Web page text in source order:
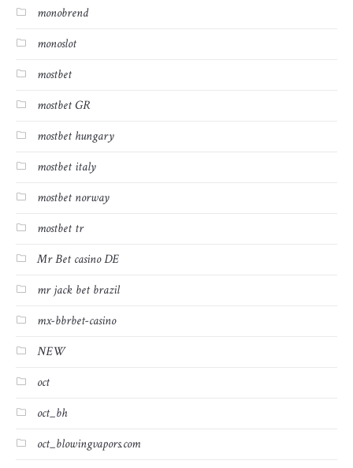
monobrend
monoslot
mostbet
mostbet GR
mostbet hungary
mostbet italy
mostbet norway
mostbet tr
Mr Bet casino DE
mr jack bet brazil
mx-bbrbet-casino
NEW
oct
oct_bh
oct_blowingvapors.com